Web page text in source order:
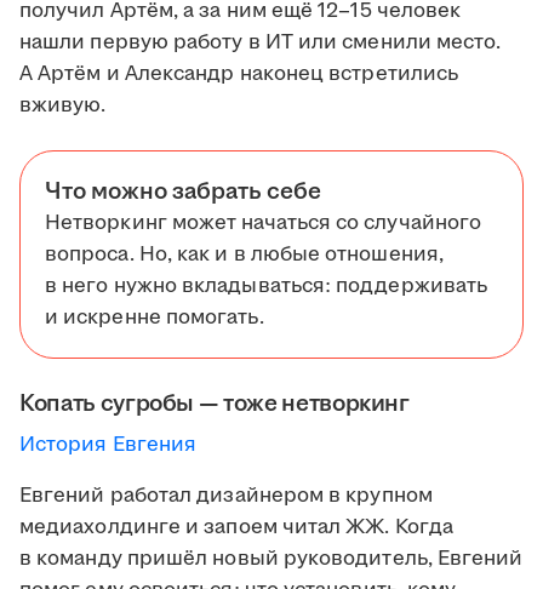
получил Артём, а за ним ещё 12–15 человек
нашли первую работу в ИТ или сменили место.
А Артём и Александр наконец встретились
вживую.
Что можно забрать себе
Нетворкинг может начаться со случайного
вопроса. Но, как и в любые отношения,
в него нужно вкладываться: поддерживать
и искренне помогать.
Копать сугробы — тоже нетворкинг
История Евгения
Евгений работал дизайнером в крупном
медиахолдинге и запоем читал ЖЖ. Когда
в команду пришёл новый руководитель, Евгений